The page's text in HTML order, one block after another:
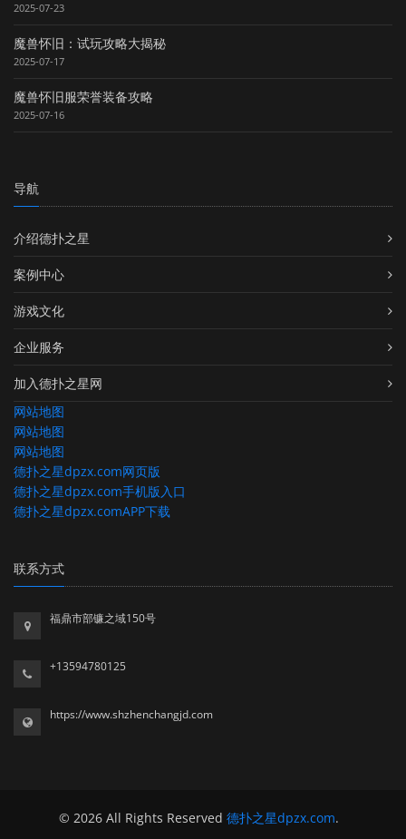
2025-07-23
魔兽怀旧：试玩攻略大揭秘
2025-07-17
魔兽怀旧服荣誉装备攻略
2025-07-16
导航
介绍德扑之星
案例中心
游戏文化
企业服务
加入德扑之星网
网站地图
网站地图
网站地图
德扑之星dpzx.com网页版
德扑之星dpzx.com手机版入口
德扑之星dpzx.comAPP下载
联系方式
福鼎市部镰之域150号
+13594780125
https://www.shzhenchangjd.com
© 2026 All Rights Reserved 德扑之星dpzx.com.